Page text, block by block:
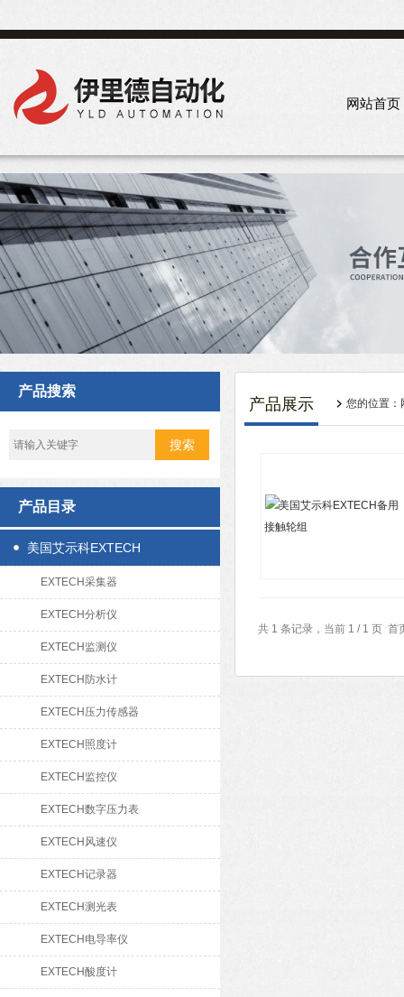
网站首页
产品搜索
产品目录
美国艾示科EXTECH
EXTECH采集器
EXTECH分析仪
EXTECH监测仪
EXTECH防水计
EXTECH压力传感器
EXTECH照度计
EXTECH监控仪
EXTECH数字压力表
EXTECH风速仪
EXTECH记录器
EXTECH测光表
EXTECH电导率仪
EXTECH酸度计
产品展示 您的位置：
共 1 条记录，当前 1 / 1 页